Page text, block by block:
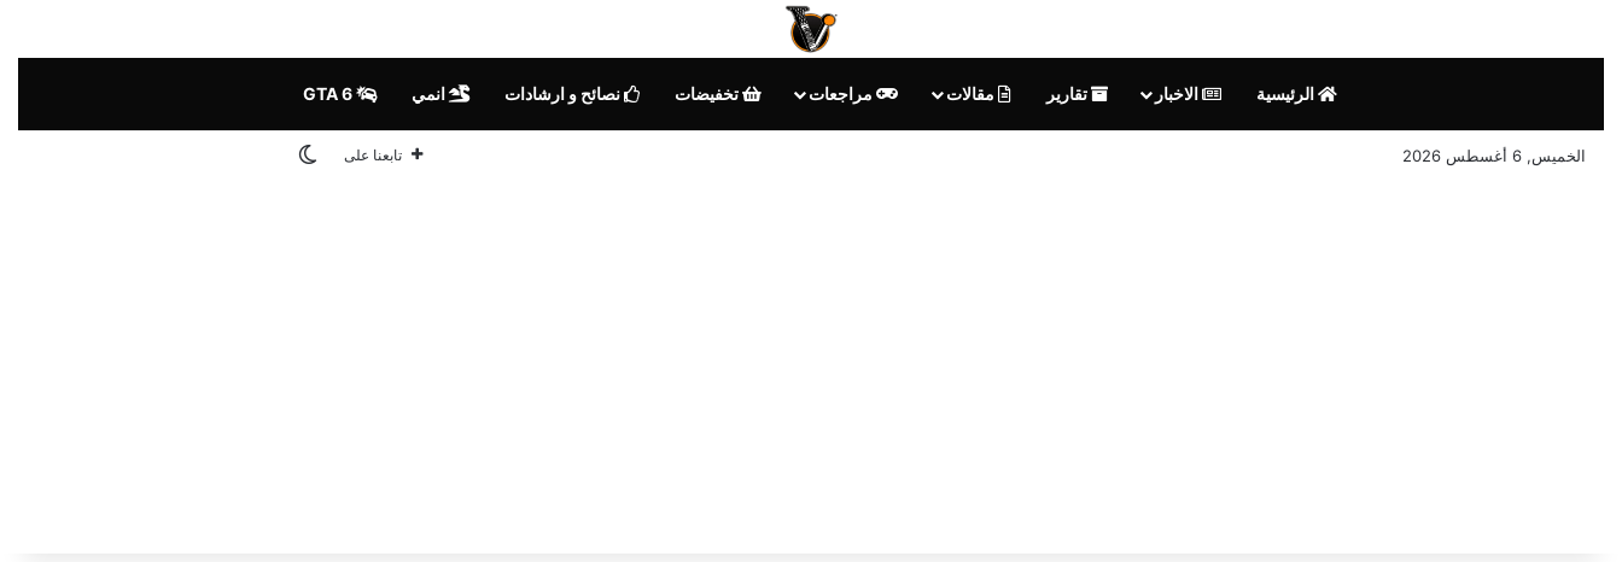
الرئيسية الاخبار تقارير مقالات مراجعات تخفيضات نصائح و ارشادات انمي
الخميس, 6 أغسطس 2026 تابعنا على الوضع المظلم